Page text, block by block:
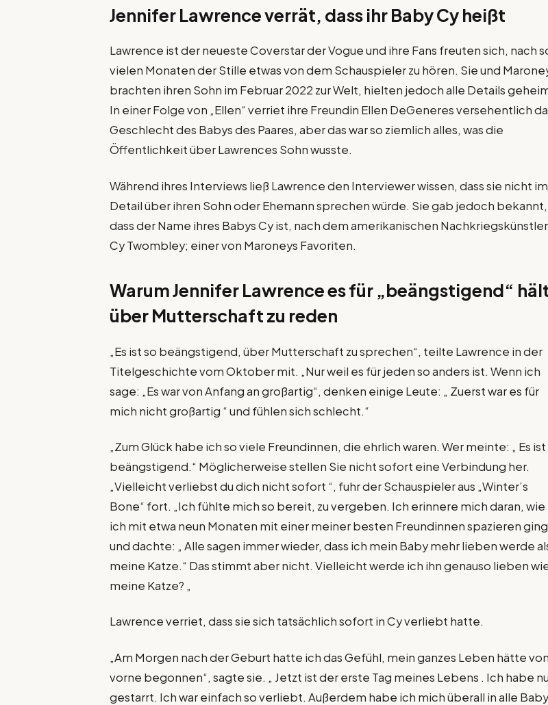
Jennifer Lawrence verrät, dass ihr Baby Cy heißt
Lawrence ist der neueste Coverstar der Vogue und ihre Fans freuten sich, nach
vielen Monaten der Stille etwas von dem Schauspieler zu hören. Sie und
brachten ihren Sohn im Februar 2022 zur Welt, hielten jedoch alle Details
In einer Folge von „Ellen“ verriet ihre Freundin Ellen DeGeneres versehentlich
Geschlecht des Babys des Paares, aber das war so ziemlich alles, was die
Öffentlichkeit über Lawrences Sohn wusste.
Während ihres Interviews ließ Lawrence den Interviewer wissen, dass sie nicht im
Detail über ihren Sohn oder Ehemann sprechen würde. Sie gab jedoch bekannt,
dass der Name ihres Babys Cy ist, nach dem amerikanischen Nachkriegskünstler
Cy Twombley; einer von Maroneys Favoriten.
Warum Jennifer Lawrence es für „beängstigend“
über Mutterschaft zu reden
„Es ist so beängstigend, über Mutterschaft zu sprechen“, teilte Lawrence in der
Titelgeschichte vom Oktober mit. „Nur weil es für jeden so anders ist. Wenn ich
sage: „Es war von Anfang an großartig“, denken einige Leute: „ Zuerst war es für
mich nicht großartig “ und fühlen sich schlecht.“
„Zum Glück habe ich so viele Freundinnen, die ehrlich waren. Wer meinte: „ Es ist
beängstigend.“ Möglicherweise stellen Sie nicht sofort eine Verbindung her.
„Vielleicht verliebst du dich nicht sofort “, fuhr der Schauspieler aus „Winter’s
Bone“ fort. „Ich fühlte mich so bereit, zu vergeben. Ich erinnere mich daran, wie
ich mit etwa neun Monaten mit einer meiner besten Freundinnen spazieren ging
und dachte: „ Alle sagen immer wieder, dass ich mein Baby mehr lieben werde
meine Katze.“ Das stimmt aber nicht. Vielleicht werde ich ihn genauso lieben
meine Katze? „
Lawrence verriet, dass sie sich tatsächlich sofort in Cy verliebt hatte.
„Am Morgen nach der Geburt hatte ich das Gefühl, mein ganzes Leben hätte von
vorne begonnen“, sagte sie. „ Jetzt ist der erste Tag meines Lebens . Ich habe
gestarrt. Ich war einfach so verliebt. Außerdem habe ich mich überall in alle